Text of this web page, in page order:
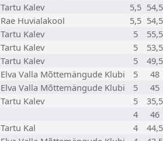
Tartu Kalev 5,5 54,5
Rae Huvialakool 5,5 54,5
Tartu Kalev 5
55,5
Tartu Kalev 5
53,5
Tartu Kalev 5
49,5
Elva Valla Mõttemängude Klubi 5
48
Elva Valla Mõttemängude Klubi 5
45
Tartu Kalev 5
35,5
4
46
Tartu Kal 4
44,5